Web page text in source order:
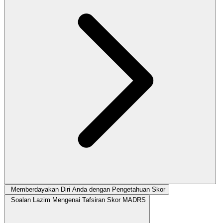
Memberdayakan Diri Anda dengan Pengetahuan Skor
Soalan Lazim Mengenai Tafsiran Skor MADRS